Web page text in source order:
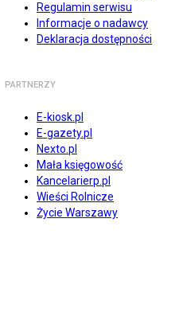
Regulamin serwisu
Informacje o nadawcy
Deklaracja dostępności
PARTNERZY
E-kiosk.pl
E-gazety.pl
Nexto.pl
Mała księgowość
Kancelarierp.pl
Wieści Rolnicze
Życie Warszawy